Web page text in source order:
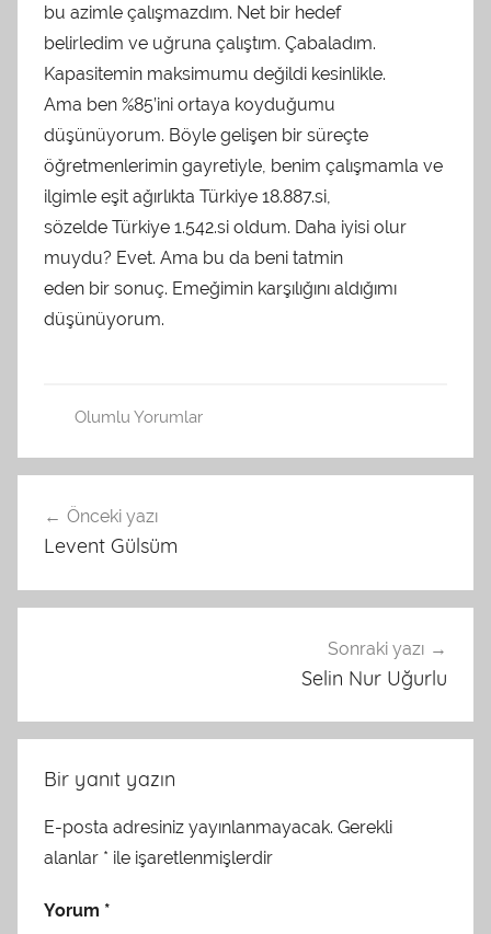
bu azimle çalışmazdım. Net bir hedef
belirledim ve uğruna çalıştım. Çabaladım.
Kapasitemin maksimumu değildi kesinlikle.
Ama ben %85’ini ortaya koyduğumu
düşünüyorum. Böyle gelişen bir süreçte
öğretmenlerimin gayretiyle, benim çalışmamla ve
ilgimle eşit ağırlıkta Türkiye 18.887.si,
sözelde Türkiye 1.542.si oldum. Daha iyisi olur
muydu? Evet. Ama bu da beni tatmin
eden bir sonuç. Emeğimin karşılığını aldığımı
düşünüyorum.
Olumlu Yorumlar
gezinmesi
Önceki yazı
Levent Gülsüm
Sonraki yazı
Selin Nur Uğurlu
Bir yanıt yazın
E-posta adresiniz yayınlanmayacak. Gerekli
alanlar * ile işaretlenmişlerdir
Yorum *